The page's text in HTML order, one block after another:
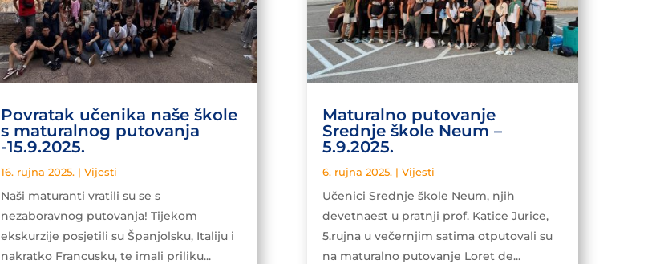
Povratak učenika naše škole
s maturalnog putovanja
-15.9.2025.
16. rujna 2025.| Vijesti
Naši maturanti vratili su se s
nezaboravnog putovanja! Tijekom
ekskurzije posjetili su Španjolsku, Italiju i
nakratko Francusku, te imali priliku...
Maturalno putovanje
Srednje škole Neum –
5.9.2025.
6. rujna 2025.| Vijesti
Učenici Srednje škole Neum, njih
devetnaest u pratnji prof. Katice Jurice,
5.rujna u večernjim satima otputovali su
na maturalno putovanje Loret de...